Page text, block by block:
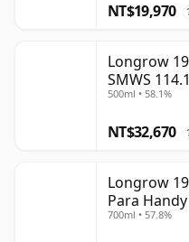
NT$19,970
Longrow
SMWS
Millennium
500ml • 58.1%
NT$32,670
Longrow
Para
700ml • 57.8%